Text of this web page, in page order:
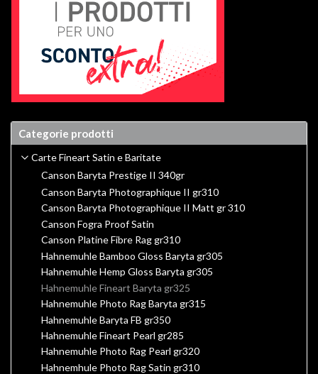
Categorie prodotti
Carte Fineart Satin e Baritate
Canson Baryta Prestige II 340gr
Canson Baryta Photographique II gr310
Canson Baryta Photographique II Matt gr 310
Canson Fogra Proof Satin
Canson Platine Fibre Rag gr310
Hahnemuhle Bamboo Gloss Baryta gr305
Hahnemuhle Hemp Gloss Baryta gr305
Hahnemuhle Fineart Baryta gr325
Hahnemuhle Photo Rag Baryta gr315
Hahnemuhle Baryta FB gr350
Hahnemuhle Fineart Pearl gr285
Hahnemuhle Photo Rag Pearl gr320
Hahnemhule Photo Rag Satin gr310